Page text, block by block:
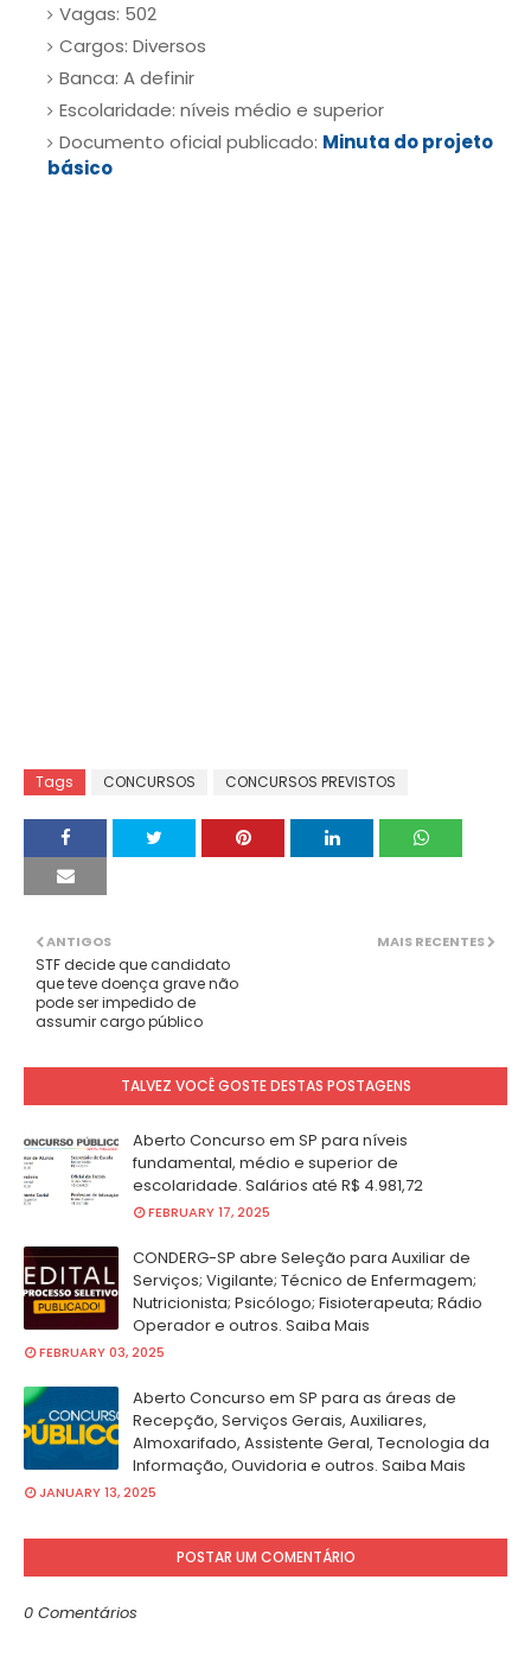
Vagas: 502
Cargos: Diversos
Banca: A definir
Escolaridade: níveis médio e superior
Documento oficial publicado: Minuta do projeto
básico
Tags CONCURSOS CONCURSOS PREVISTOS
MAIS RECENTES
ANTIGOS
STF decide que candidato
que teve doença grave não
pode ser impedido de
assumir cargo público
TALVEZ VOCÊ GOSTE DESTAS POSTAGENS
Aberto Concurso em SP para níveis
fundamental, médio e superior de
escolaridade. Salários até R$ 4.981,72
FEBRUARY 17, 2025
CONDERG-SP abre Seleção para Auxiliar de
Serviços; Vigilante; Técnico de Enfermagem;
Nutricionista; Psicólogo; Fisioterapeuta; Rádio
Operador e outros. Saiba Mais
FEBRUARY 03, 2025
Aberto Concurso em SP para as áreas de
Recepção, Serviços Gerais, Auxiliares,
Almoxarifado, Assistente Geral, Tecnologia da
Informação, Ouvidoria e outros. Saiba Mais
JANUARY 13, 2025
POSTAR UM COMENTÁRIO
0 Comentários